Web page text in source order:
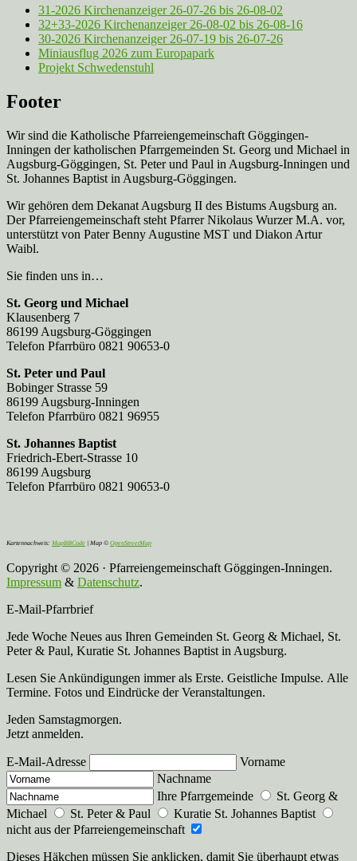
31-2026 Kirchenanzeiger 26-07-26 bis 26-08-02
32+33-2026 Kirchenanzeiger 26-08-02 bis 26-08-16
30-2026 Kirchenanzeiger 26-07-19 bis 26-07-26
Miniausflug 2026 zum Europapark
Projekt Schwedenstuhl
Footer
Wir sind die Katholische Pfarreien­gemeinschaft Göggingen-
Inningen der katholischen Pfarrgemeinden St. Georg und Michael in
Augsburg-Göggingen, St. Peter und Paul in Augsburg-Inningen und
St. Johannes Baptist in Augsburg-Göggingen.
Wir gehören dem Dekanat Augsburg II des Bistums Augsburg an.
Der Pfarreien­gemeinschaft steht Pfarrer Nikolaus Wurzer M.A. vor,
unterstützt von Pater Benny Augustine MST und Diakon Artur
Waibl.
Sie finden uns in…
St. Georg und Michael
Klausenberg 7
86199 Augsburg-Göggingen
Telefon Pfarrbüro 0821 90653-0
St. Peter und Paul
Bobinger Strasse 59
86199 Augsburg-Inningen
Telefon Pfarrbüro 0821 96955
St. Johannes Baptist
Friedrich-Ebert-Strasse 10
86199 Augsburg
Telefon Pfarrbüro 0821 90653-0
Kartennachweis: MapBBCode | Map © OpenStreetMap
Copyright © 2026 · Pfarreiengemeinschaft Göggingen-Inningen.
Impressum & Datenschutz.
E-Mail-Pfarrbrief
Jede Woche Neues aus Ihren Gemeinden St. Georg & Michael, St.
Peter & Paul, Kuratie St. Johannes Baptist in Augsburg.
Lesen Sie Ankündigungen immer als Erste. Geistliche Impulse. Alle
Termine. Fotos und Eindrücke der Veranstaltungen.
Jeden Samstagmorgen.
Jetzt anmelden.
E-Mail-Adresse
Vorname
Nachname
Ihre Pfarrgemeinde
St. Georg &
Michael
St. Peter & Paul
Kuratie St. Johannes Baptist
nicht aus der Pfarreiengemeinschaft
Dieses Häkchen müssen Sie anklicken, damit Sie überhaupt etwas